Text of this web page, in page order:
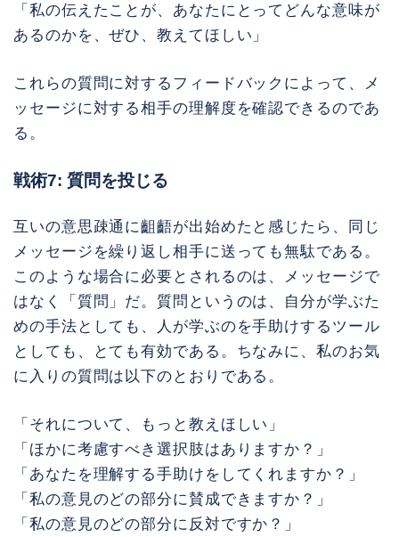
「私の伝えたことが、あなたにとってどんな意味が
あるのかを、ぜひ、教えてほしい」
これらの質問に対するフィードバックによって、メ
ッセージに対する相手の理解度を確認できるのであ
る。
戦術7: 質問を投じる
互いの意思疎通に齟齬が出始めたと感じたら、同じ
メッセージを繰り返し相手に送っても無駄である。
このような場合に必要とされるのは、メッセージで
はなく「質問」だ。質問というのは、自分が学ぶた
めの手法としても、人が学ぶのを手助けするツール
としても、とても有効である。ちなみに、私のお気
に入りの質問は以下のとおりである。
「それについて、もっと教えほしい」
「ほかに考慮すべき選択肢はありますか？」
「あなたを理解する手助けをしてくれますか？」
「私の意見のどの部分に賛成できますか？」
「私の意見のどの部分に反対ですか？」